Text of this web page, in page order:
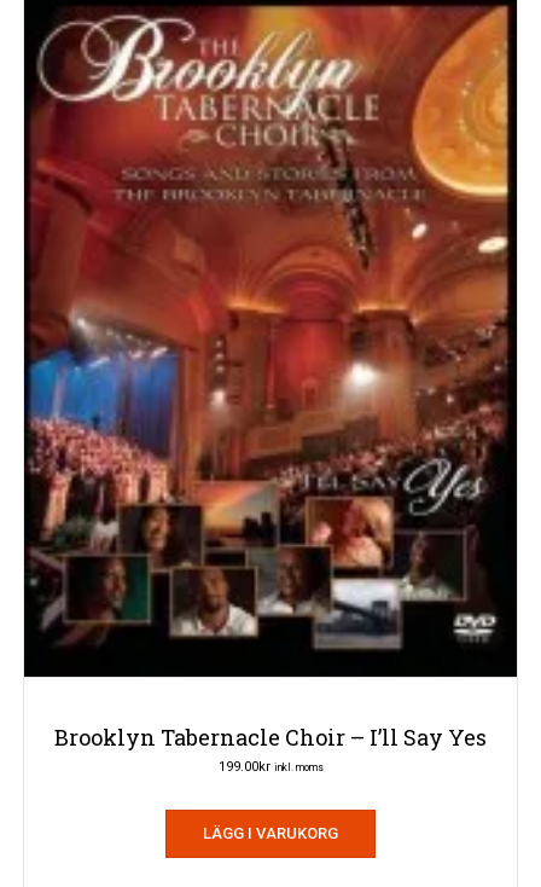
Brooklyn Tabernacle Choir – I’ll Say Yes
199.00kr inkl. moms
LÄGG I VARUKORG